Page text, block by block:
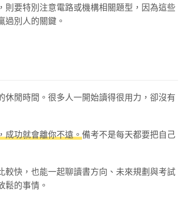
要特別注意電路或機構相關題型，因為這些
過別人的關鍵。
閒時間。很多人一開始讀得很用力，卻沒有
成功就會離你不遠。備考不是每天都要把自己
快，也能一起聊讀書方向、未來規劃與考試
鬆的事情。